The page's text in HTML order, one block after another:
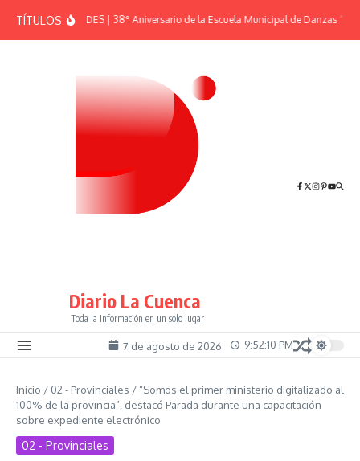
TÍTULOSEFEMÉRIDES | 38° Aniversario de la Escuela Municipal de Danzas “El
Diario La Cuenca
Toda la Información en un solo lugar
7 de agosto de 2026 9:52:11 PM
Inicio / 02 - Provinciales / “Somos el primer ministerio digitalizado al
100% de la provincia”, destacó Parada durante una capacitación
sobre expediente electrónico
02 - Provinciales